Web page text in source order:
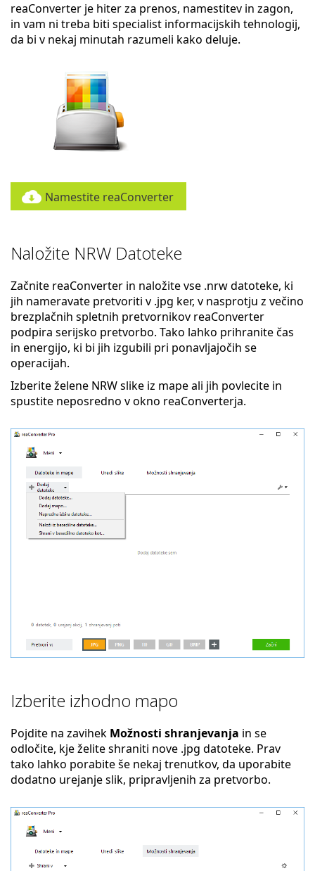
reaConverter je hiter za prenos, namestitev in zagon,
in vam ni treba biti specialist informacijskih tehnologij,
da bi v nekaj minutah razumeli kako deluje.
Namestite reaConverter
Naložite NRW Datoteke
Začnite reaConverter in naložite vse .nrw datoteke, ki
jih nameravate pretvoriti v .jpg ker, v nasprotju z večino
brezplačnih spletnih pretvornikov reaConverter
podpira serijsko pretvorbo. Tako lahko prihranite čas
in energijo, ki bi jih izgubili pri ponavljajočih se
operacijah.
Izberite želene NRW slike iz mape ali jih povlecite in
spustite neposredno v okno reaConverterja.
Izberite izhodno mapo
Pojdite na zavihek Možnosti shranjevanja in se
odločite, kje želite shraniti nove .jpg datoteke. Prav
tako lahko porabite še nekaj trenutkov, da uporabite
dodatno urejanje slik, pripravljenih za pretvorbo.